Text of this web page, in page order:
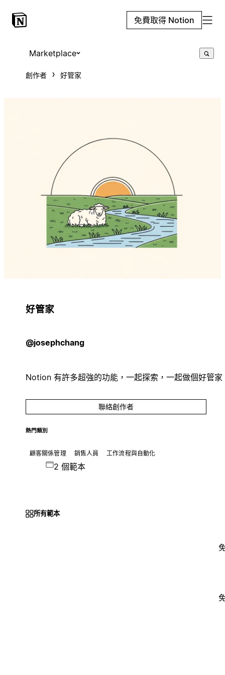
免費取得 Notion
Marketplace
創作者 好管家
好管家
@josephchang
Notion 有許多超強的功能，一起探索，一起做個好管家
聯絡創作者
熱門類別
顧客關係管理 銷售人員 工作流程與自動化
2 個範本
所有範本